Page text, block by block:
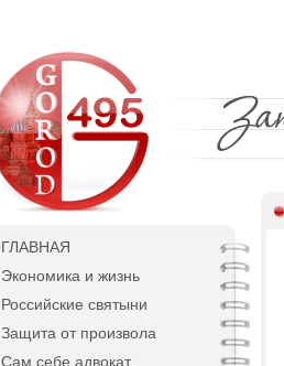
ГЛАВНАЯ
Экономика и жизнь
Российские святыни
Защита от произвола
Сам себе адвокат